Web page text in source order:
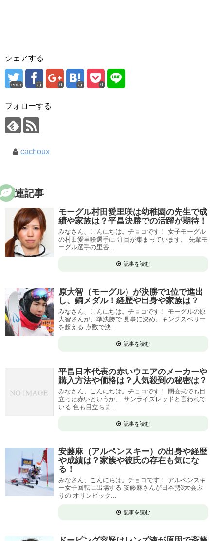
シェアする
error 0 0
フォローする
cachoux
関連記事
モーグル村田愛里咲は幼稚園の先生で成
績や家族は？平昌決勝での活躍が期待！
みなさん、こんにちは。チョコです！ 女子モーグル
の村田愛里咲選手に 注目が集まっています。 先輩モ
ーグル選手の里谷...
記事を読む
原大智（モーグル）が決勝で1位で進出
し、銅メダル！経歴や出身や家族は？
みなさん、こんにちは。チョコです！ モーグルの原
大智さんが、準決勝で 見事に決め、キングズベリー
を超える 点数で決...
記事を読む
平昌日本代表の赤いウエアのメーカーや
購入方法や価格は？人気殺到の秘密は？
みなさん、こんにちは。チョコです！ 閉会式でも目
立った赤いというか、 サンライズレッドと言われて
いる 色も目立ちま...
記事を読む
安藤麻（アルペンスキー）の出身や経歴
や成績は？家族や彼氏の存在も気にな
る！
みなさん、こんにちは。チョコです！ アルペンスキ
ー女子回転に出場する 安藤麻さんが日本勢3大会ぶ
りの オリンピック...
記事を読む